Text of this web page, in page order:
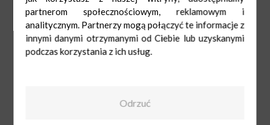
Mon. - Sat.: 9:00-21:00
Sun.: 10:00-20:00
+48 566 567 008
torun-bielawy@wakacje.pl
partnerom społecznościowym, reklamowym i
analitycznym. Partnerzy mogą połączyć te informacje z
innymi danymi otrzymanymi od Ciebie lub uzyskanymi
podczas korzystania z ich usług.
Odrzuć